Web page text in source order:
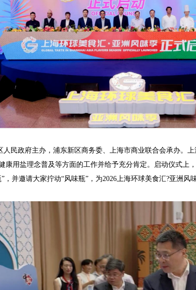
民政府主办，浦东新区商务委、上海市商业联合会承办。
康用盐理念普及等方面的工作并给予充分肯定。启动仪式上
并邀请大家拧动“风味瓶”，为2026上海环球美食汇?亚洲风